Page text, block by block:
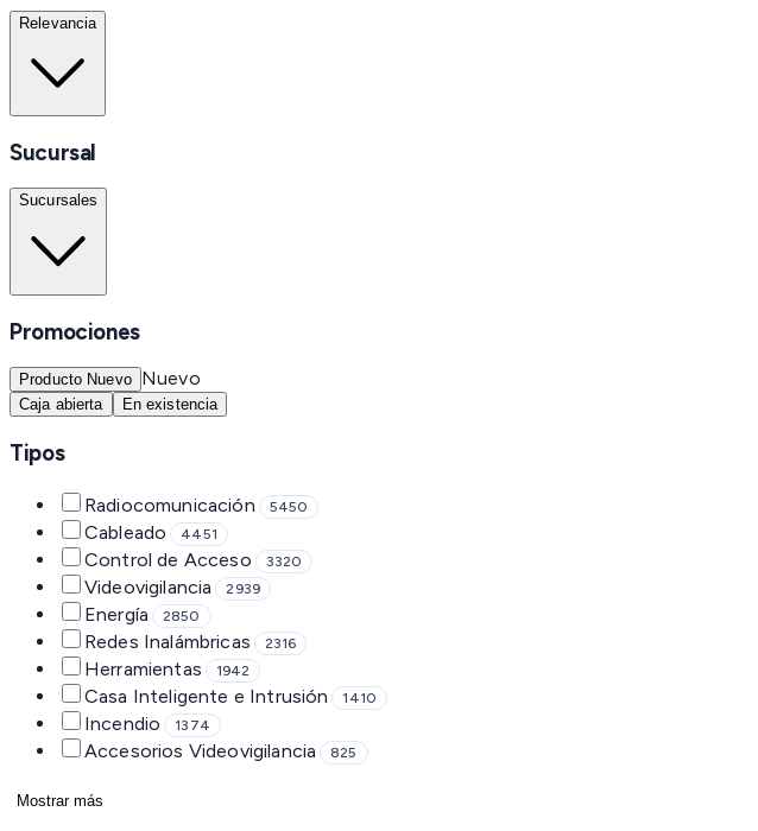
Relevancia
Sucursal
Sucursales
Promociones
Producto Nuevo Nuevo
Caja abierta En existencia
Tipos
Radiocomunicación 5450
Cableado 4451
Control de Acceso 3320
Videovigilancia 2939
Energía 2850
Redes Inalámbricas 2316
Herramientas 1942
Casa Inteligente e Intrusión 1410
Incendio 1374
Accesorios Videovigilancia 825
Mostrar más